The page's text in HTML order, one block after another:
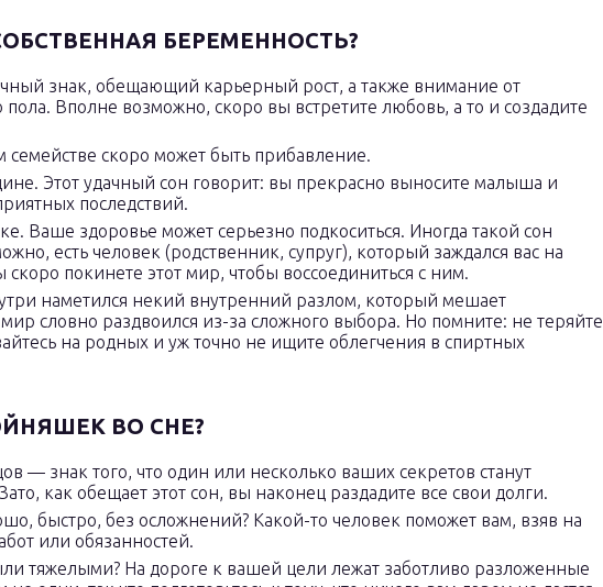
БЕРЕМЕННОСТЬ?
знак, обещающий карьерный рост, а также внимание от
Вполне возможно, скоро вы встретите любовь, а то и создадите
скоро может быть прибавление.
Этот удачный сон говорит: вы прекрасно выносите малыша и
последствий.
Ваше здоровье может серьезно подкоситься. Иногда такой сон
есть человек (родственник, супруг), который заждался вас на
скоро покинете этот мир, чтобы воссоединиться с ним.
наметился некий внутренний разлом, который мешает
словно раздвоился из-за сложного выбора. Но помните: не теряйте
на родных и уж точно не ищите облегчения в спиртных
ВО СНЕ?
— знак того, что один или несколько ваших секретов станут
как обещает этот сон, вы наконец раздадите все свои долги.
быстро, без осложнений? Какой-то человек поможет вам, взяв на
или обязанностей.
тяжелыми? На дороге к вашей цели лежат заботливо разложенные